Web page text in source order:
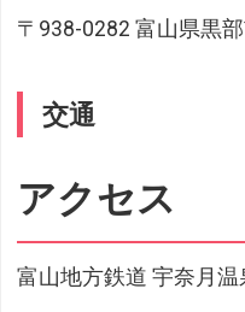
〒938-0282 富山県黒
交通
アクセス
富山地方鉄道 宇奈月温